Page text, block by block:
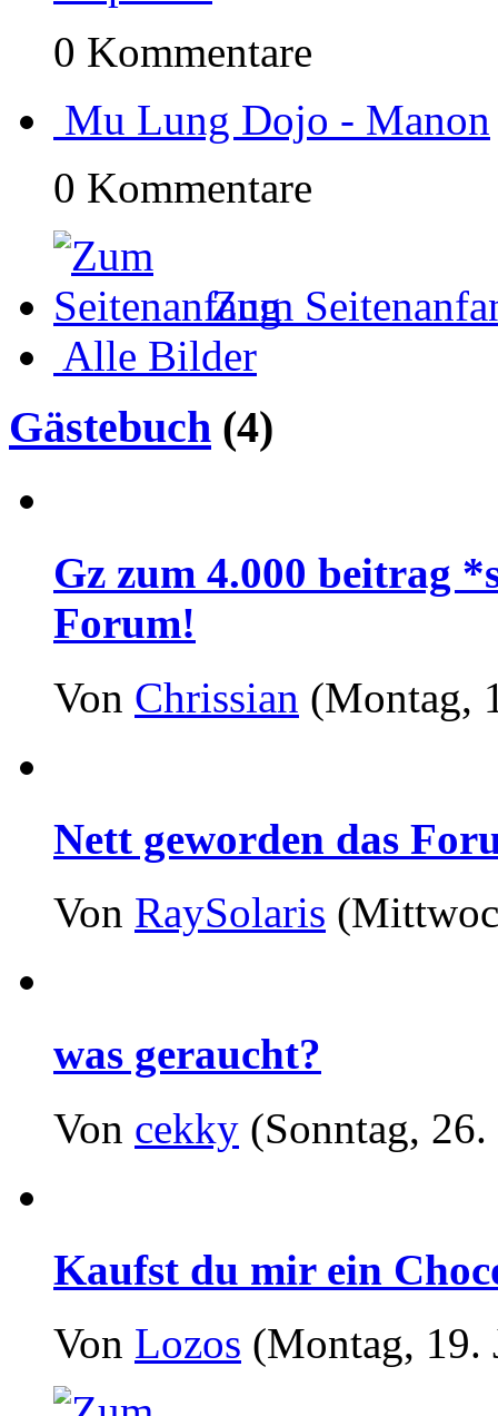
0 Kommentare
Mu Lung Dojo - Manon
0 Kommentare
Zum
Alle Bilder
Gästebuch (4)
Gz zum 4.000 beitrag
Forum!
Von Chrissian (Montag,
Nett geworden das
Von RaySolaris
was geraucht?
Von cekky (Sonntag,
Kaufst du mir ein
Von Lozos (Montag, 19.